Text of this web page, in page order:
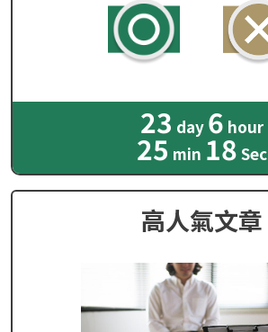
23 day 6 hour
25 min 16 Sec
高人氣文章